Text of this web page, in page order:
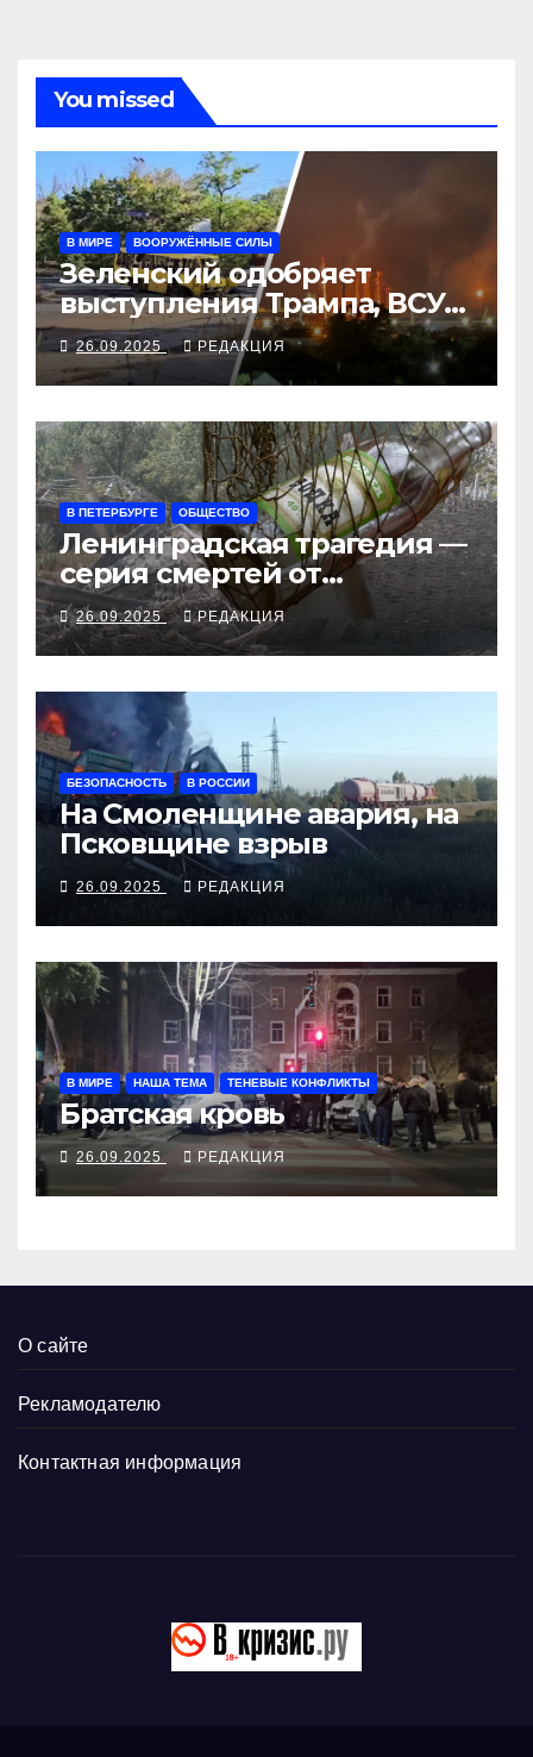
You missed
В МИРЕ ВООРУЖЁННЫЕ СИЛЫ
Зеленский одобряет
выступления Трампа, ВСУ
закрыли Добропольский
рубеж
26.09.2025 РЕДАКЦИЯ
В ПЕТЕРБУРГЕ ОБЩЕСТВО
Ленинградская трагедия —
серия смертей от
алкосуррогата
26.09.2025 РЕДАКЦИЯ
БЕЗОПАСНОСТЬ В РОССИИ
На Смоленщине авария, на
Псковщине взрыв
26.09.2025 РЕДАКЦИЯ
В МИРЕ НАША ТЕМА ТЕНЕВЫЕ КОНФЛИКТЫ
Братская кровь
26.09.2025 РЕДАКЦИЯ
О сайте
Рекламодателю
Контактная информация